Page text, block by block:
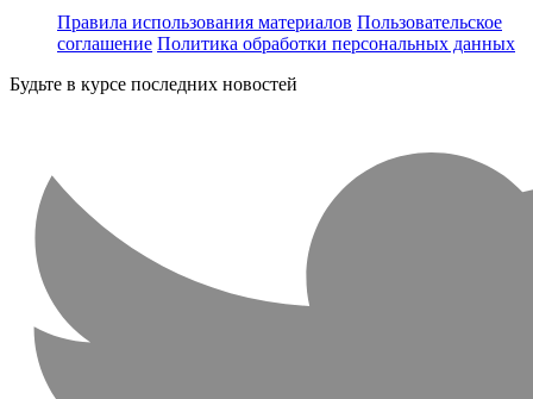
Правила использования материалов Пользовательское
соглашение Политика обработки персональных данных
Будьте в курсе последних новостей